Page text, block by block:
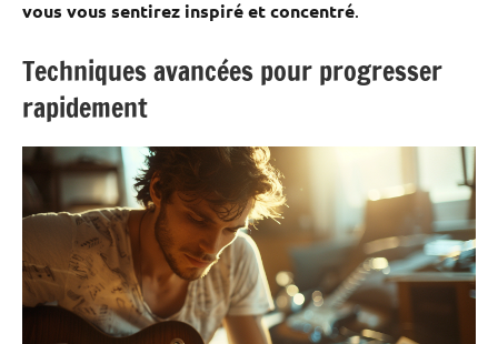
vous vous sentirez inspiré et concentré.
Techniques avancées pour progresser
rapidement